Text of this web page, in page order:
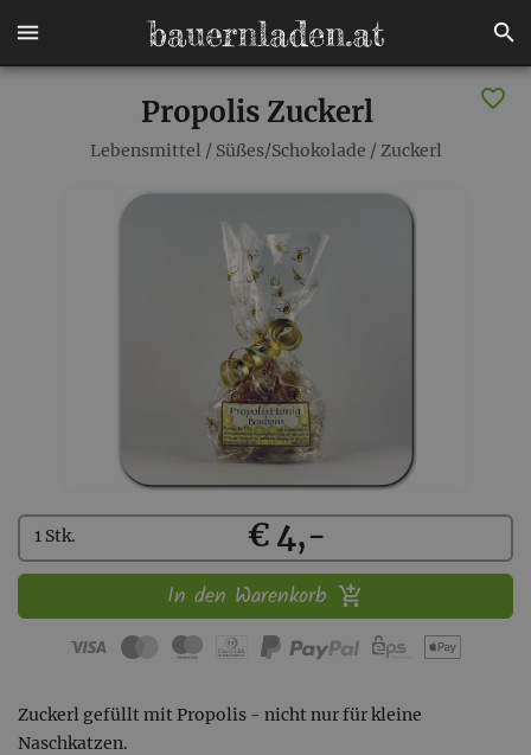
Propolis Zuckerl
Lebensmittel / Süßes/Schokolade / Zuckerl
Kaufen
1 Stk. € 4,-
In den Warenkorb
Zuckerl gefüllt mit Propolis - nicht nur für kleine
Naschkatzen.